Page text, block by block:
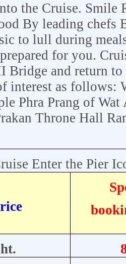
the Cruise. Smile
By leading chefs
to lull during
for you.
Bridge and return
interest as follows:
Phra Prang of Wat
Throne Hall
Enter the Pier